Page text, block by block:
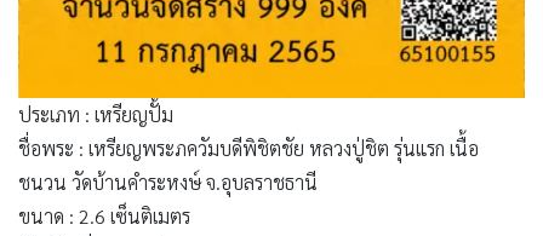
ประเภท : เหรียญปั้ม
ชื่อพระ : เหรียญพระภควัมบดีพิชิตชัย หลวงปู่ชิต รุ่นแรก เนื้อ
ชนวน วัดบ้านคำระหงษ์ จ.อุบลราชธานี
ขนาด : 2.6 เซ็นติเมตร